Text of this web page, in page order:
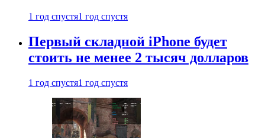
1 год спустя1 год спустя
Первый складной iPhone будет
стоить не менее 2 тысяч долларов
1 год спустя1 год спустя